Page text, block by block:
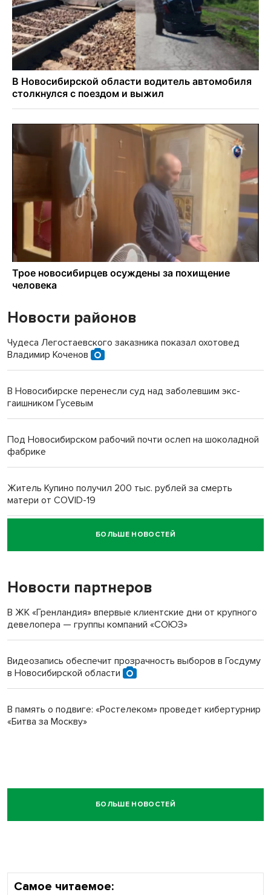
Новости районов
Чудеса Легостаевского заказника показал охотовед
Владимир Коченов
В Новосибирске перенесли суд над заболевшим экс-
гаишником Гусевым
Под Новосибирском рабочий почти ослеп на шоколадной
фабрике
Житель Купино получил 200 тыс. рублей за смерть
матери от COVID-19
Новосибирский суд наказал водителя за смерть
пенсионерки на вокзале
БОЛЬШЕ НОВОСТЕЙ
Новости партнеров
В ЖК «Гренландия» впервые клиентские дни от крупного
девелопера — группы компаний «СОЮЗ»
Видеозапись обеспечит прозрачность выборов в Госдуму
в Новосибирской области
В память о подвиге: «Ростелеком» проведет кибертурнир
«Битва за Москву»
БОЛЬШЕ НОВОСТЕЙ
Самое читаемое: